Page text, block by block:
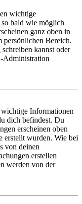
wichtige
bald wie möglich
ganz oben in
persönlichen Bereich.
kannst oder
Administration
Informationen
dich befindest. Du
erscheinen oben
erstellt wurden. Wie bei
von deinen
erstellen
werden von der